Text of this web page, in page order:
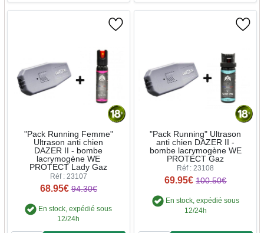
"Pack Running Femme"
Ultrason anti chien
DAZER II - bombe
lacrymogène WE
PROTECT Lady Gaz
Réf : 23107
68.95€ 94.30€
En stock, expédié sous
12/24h
"Pack Running" Ultrason
anti chien DAZER II -
bombe lacrymogène WE
PROTECT Gaz
Réf : 23108
69.95€ 100.50€
En stock, expédié sous
12/24h